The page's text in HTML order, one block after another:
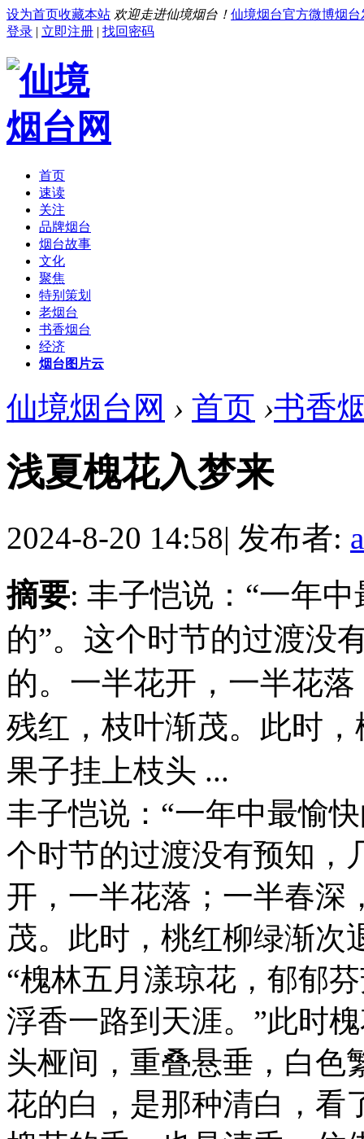
设为首页收藏本站 欢迎走进仙境烟台！ 仙境烟台官方微博烟台
登录 | 立即注册 | 找回密码
首页
速读
关注
品牌烟台
烟台故事
文化
聚焦
特别策划
老烟台
书香烟台
经济
烟台图片云
仙境烟台网 › 首页 ›书香
浅夏槐花入梦来
2024-8-20 14:58| 发布者:
摘要: 丰子恺说：“一年
的”。这个时节的过渡没
的。一半花开，一半花
残红，枝叶渐茂。此时
果子挂上枝头 ...
丰子恺说：“一年中最愉
个时节的过渡没有预知，
开，一半花落；一半春深
茂。此时，桃红柳绿渐次
“槐林五月漾琼花，郁郁
浮香一路到天涯。”此时
头桠间，重叠悬垂，白色
花的白，是那种清白，看